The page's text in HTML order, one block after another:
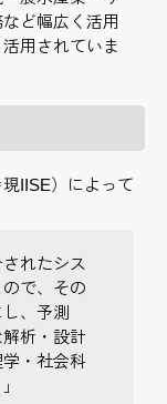
ど幅広く活用
用されていま
IISE）によって
れたシス
で、その
、予測
析・設計
・社会科